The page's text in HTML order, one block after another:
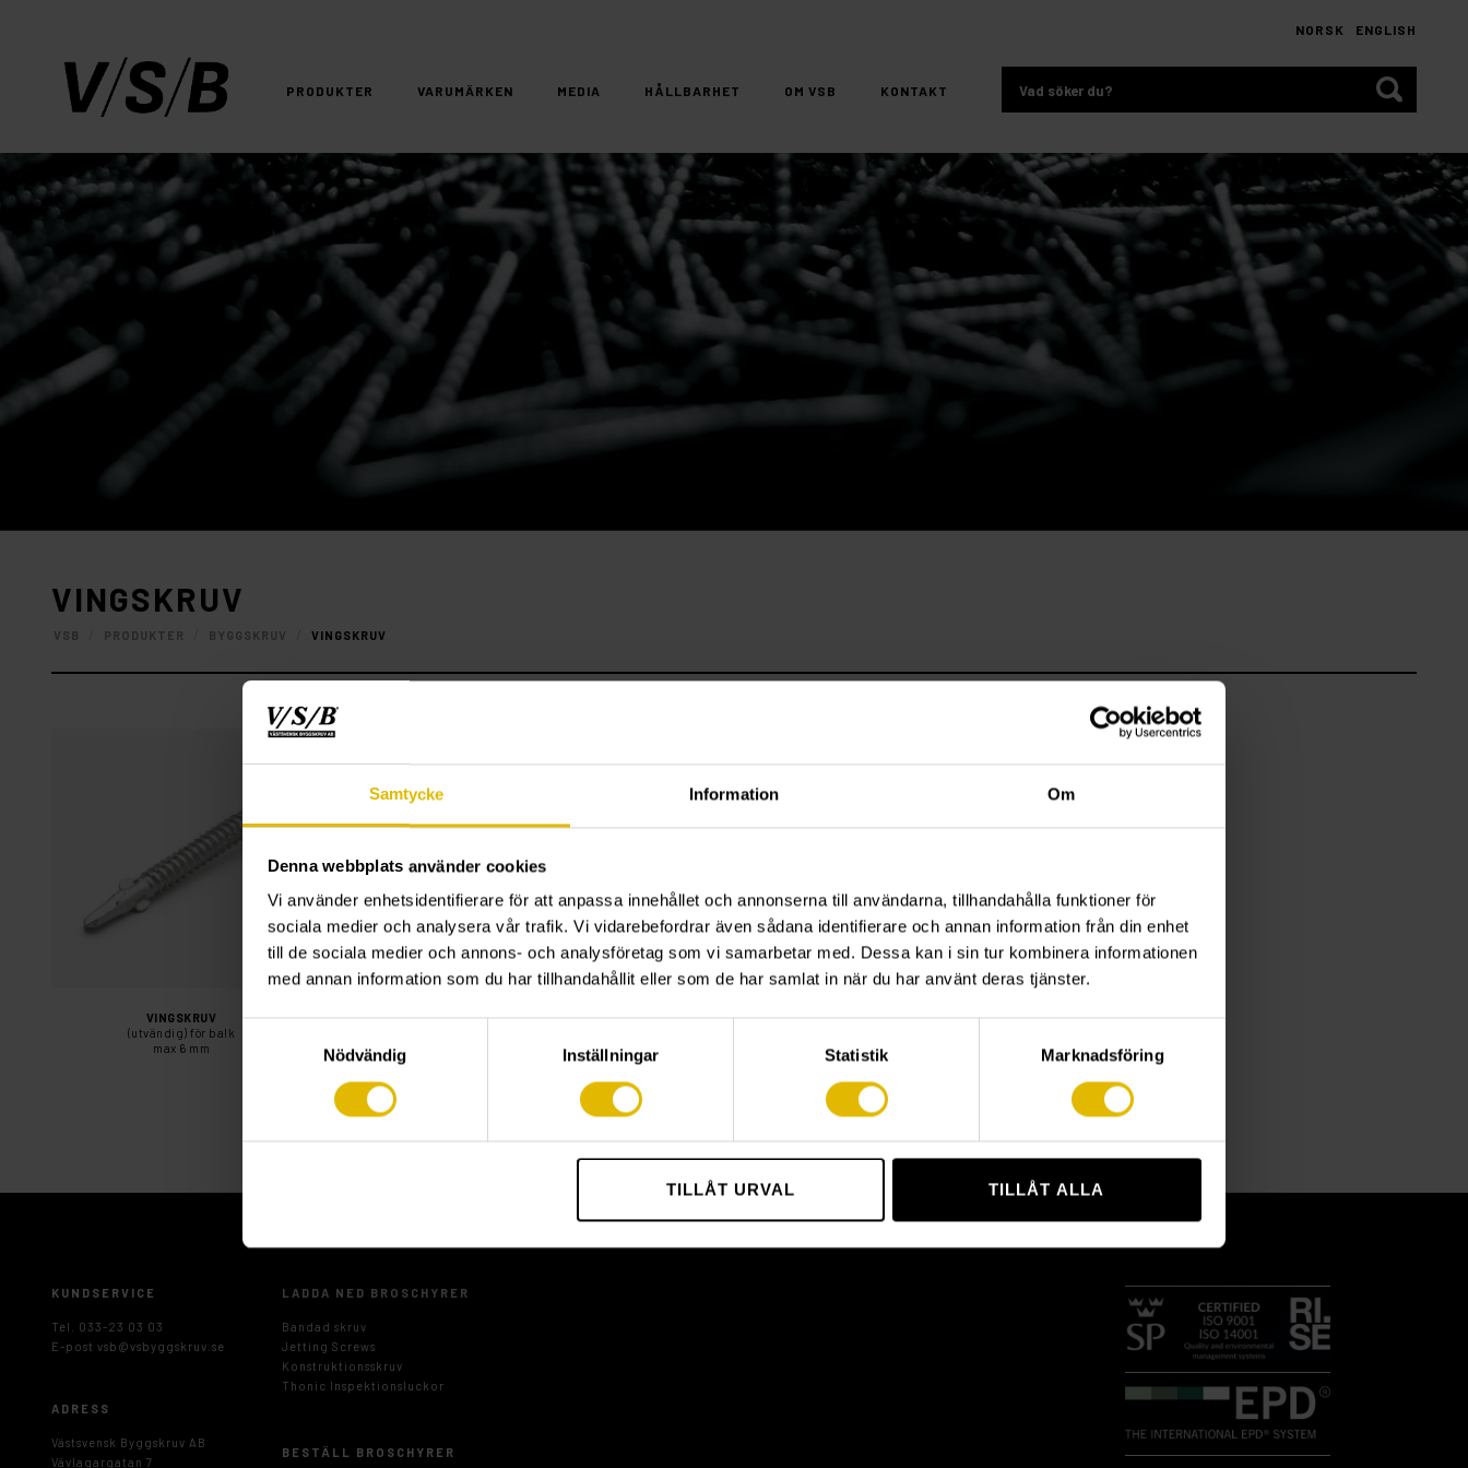
Samtycke Information Om
Denna webbplats använder cookies
Vi använder enhetsidentifierare för att anpassa innehållet och annonserna till användarna, tillhandahålla funktioner för
sociala medier och analysera vår trafik. Vi vidarebefordrar även sådana identifierare och annan information från din enhet
till de sociala medier och annons- och analysföretag som vi samarbetar med. Dessa kan i sin tur kombinera informationen
med annan information som du har tillhandahållit eller som de har samlat in när du har använt deras tjänster.
Nödvändig
Inställningar Statistik Marknadsföring
TILLÅT URVAL TILLÅT ALLA
PRODUKTER VARUMÄRKEN MEDIA HÅLLBARHET OM VSB KONTAKT
söker
du?
NORSK ENGLISH
VINGSKRUV
VSB PRODUKTER BYGGSKRUV VINGSKRUV
VINGSKRUV
(utvändig) för balk
max 6 mm
VINGSKRUV
KUNDSERVICE
Tel. 033-23 03 03
E-post vsb@vsbyggskruv.se
LADDA NED BROSCHYRER
Bandad skruv
Jetting Screws
Konstruktionsskruv
Thonic Inspektionsluckor
ADRESS
Västsvensk Byggskruv AB
Vävlagargatan 7
BESTÄLL BROSCHYRER